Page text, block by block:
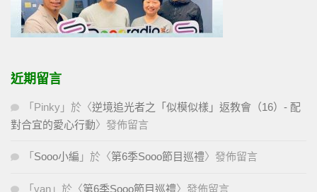
近期留言
「 Pinky 」於〈逆境追光者之「似模似樣」返教會（16）- 配
對合宜的愛心行動〉發佈留言
「 Sooo小編 」於〈第6季Sooo節目巡禮〉發佈留言
「 yan 」於〈第6季Sooo節目巡禮〉發佈留言